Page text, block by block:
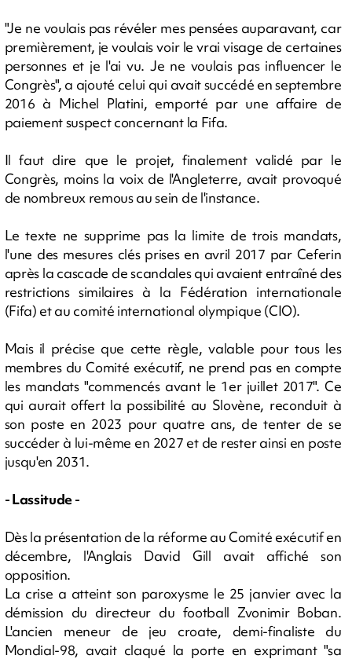
"Je ne voulais pas révéler mes pensées auparavant, car
premièrement, je voulais voir le vrai visage de certaines
personnes et je l'ai vu. Je ne voulais pas influencer le
Congrès", a ajouté celui qui avait succédé en septembre
2016 à Michel Platini, emporté par une affaire de
paiement suspect concernant la Fifa.
Il faut dire que le projet, finalement validé par le
Congrès, moins la voix de l'Angleterre, avait provoqué
de nombreux remous au sein de l'instance.
Le texte ne supprime pas la limite de trois mandats,
l'une des mesures clés prises en avril 2017 par Ceferin
après la cascade de scandales qui avaient entraîné des
restrictions similaires à la Fédération internationale
(Fifa) et au comité international olympique (CIO).
Mais il précise que cette règle, valable pour tous les
membres du Comité exécutif, ne prend pas en compte
les mandats "commencés avant le 1er juillet 2017". Ce
qui aurait offert la possibilité au Slovène, reconduit à
son poste en 2023 pour quatre ans, de tenter de se
succéder à lui-même en 2027 et de rester ainsi en poste
jusqu'en 2031.
- Lassitude -
Dès la présentation de la réforme au Comité exécutif en
décembre, l'Anglais David Gill avait affiché son
opposition.
La crise a atteint son paroxysme le 25 janvier avec la
démission du directeur du football Zvonimir Boban.
L'ancien meneur de jeu croate, demi-finaliste du
Mondial-98, avait claqué la porte en exprimant "sa